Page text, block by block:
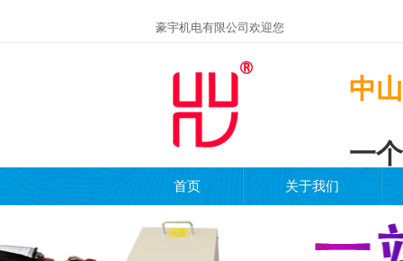
豪宇机电有限公司欢迎您
中
一
首页 关于我们